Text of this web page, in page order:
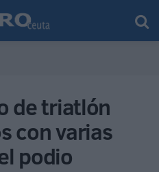
de triatlón
con varias
podio